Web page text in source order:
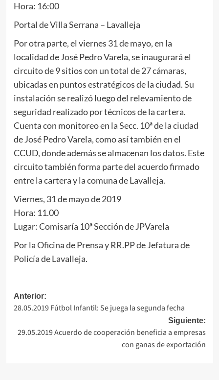
Hora: 16:00
Portal de Villa Serrana – Lavalleja
Por otra parte, el viernes 31 de mayo, en la
localidad de José Pedro Varela, se inaugurará el
circuito de 9 sitios con un total de 27 cámaras,
ubicadas en puntos estratégicos de la ciudad. Su
instalación se realizó luego del relevamiento de
seguridad realizado por técnicos de la cartera.
Cuenta con monitoreo en la Secc. 10ª de la ciudad
de José Pedro Varela, como así también en el
CCUD, donde además se almacenan los datos. Este
circuito también forma parte del acuerdo firmado
entre la cartera y la comuna de Lavalleja.
Viernes, 31 de mayo de 2019
Hora: 11.00
Lugar: Comisaría 10ª Sección de JPVarela
Por la Oficina de Prensa y RR.PP de Jefatura de
Policía de Lavalleja.
Navegación
de
entradas
Anterior:
28.05.2019 Fútbol Infantil: Se juega la segunda fecha
Siguiente:
29.05.2019 Acuerdo de cooperación beneficia a empresas
con ganas de exportación